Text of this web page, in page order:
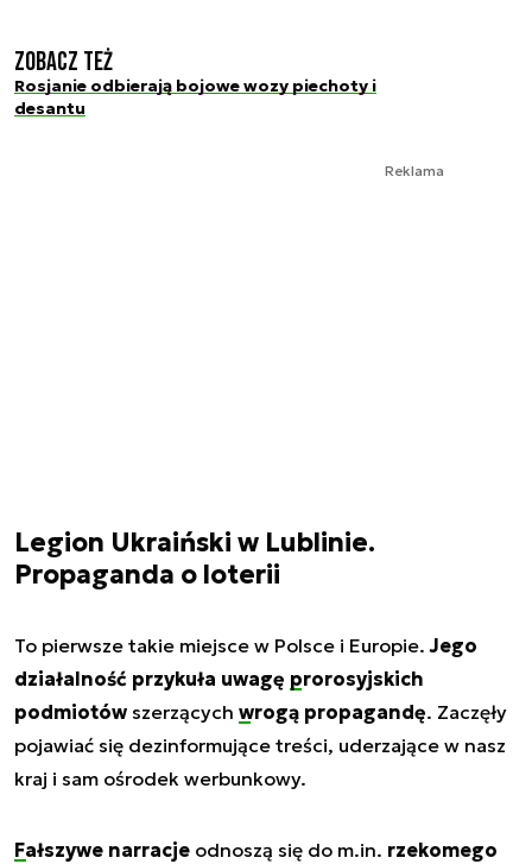
Zobacz też
Rosjanie odbierają bojowe wozy piechoty i
desantu
Reklama
Legion Ukraiński w Lublinie.
Propaganda o loterii
To pierwsze takie miejsce w Polsce i Europie.Jego
działalność przykuła uwagę prorosyjskich
podmiotów szerzących wrogą propagandę. Zaczęły
pojawiać się dezinformujące treści, uderzające w nasz
kraj i sam ośrodek werbunkowy.
Fałszywe narracje odnoszą się do m.in. rzekomego